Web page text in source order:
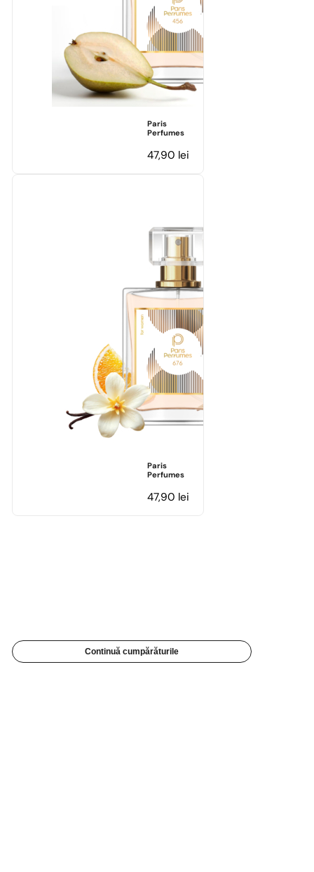
Paris
Perfumes
47,90 lei
Paris
Perfumes
47,90 lei
Continuă cumpărăturile